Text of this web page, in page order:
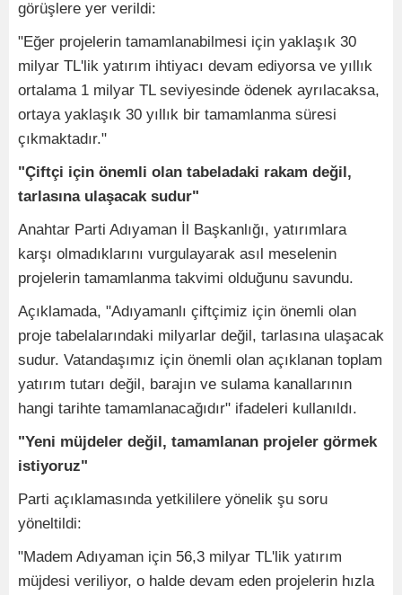
görüşlere yer verildi:
"Eğer projelerin tamamlanabilmesi için yaklaşık 30
milyar TL'lik yatırım ihtiyacı devam ediyorsa ve yıllık
ortalama 1 milyar TL seviyesinde ödenek ayrılacaksa,
ortaya yaklaşık 30 yıllık bir tamamlanma süresi
çıkmaktadır."
"Çiftçi için önemli olan tabeladaki rakam değil,
tarlasına ulaşacak sudur"
Anahtar Parti Adıyaman İl Başkanlığı, yatırımlara
karşı olmadıklarını vurgulayarak asıl meselenin
projelerin tamamlanma takvimi olduğunu savundu.
Açıklamada, "Adıyamanlı çiftçimiz için önemli olan
proje tabelalarındaki milyarlar değil, tarlasına ulaşacak
sudur. Vatandaşımız için önemli olan açıklanan toplam
yatırım tutarı değil, barajın ve sulama kanallarının
hangi tarihte tamamlanacağıdır" ifadeleri kullanıldı.
"Yeni müjdeler değil, tamamlanan projeler görmek
istiyoruz"
Parti açıklamasında yetkililere yönelik şu soru
yöneltildi:
"Madem Adıyaman için 56,3 milyar TL'lik yatırım
müjdesi veriliyor, o halde devam eden projelerin hızla